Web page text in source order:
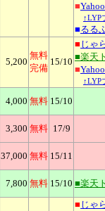
■
↑LYP
■るる
5,200
無料
完備
15/10
■ じゃ
■楽天
■
↑LYP
4,000 無料 15/10
3,300 無料 17/9
37,000 無料 15/11
7,800 無料 15/10 ■楽天
■ じゃ